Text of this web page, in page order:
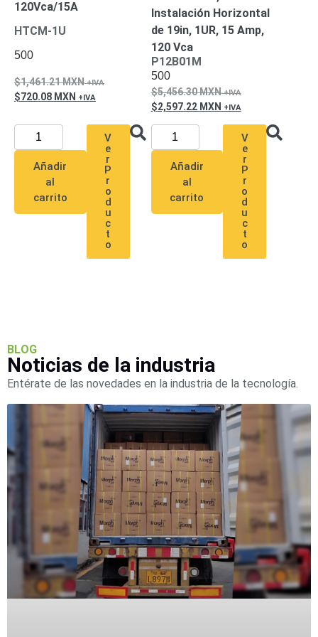
Pantallas
y
Mobiliario
ApoyoPantallas
/
Monitores Videowall
Seguridad
Protección
Contra
Descargas
Coaxial
Corriente
AlternaCorriente
Redes
Duros
Mecánicos
SD /
Micro
Servidores
de
AplicaciónUnidades
de Estado
Sólido
Software
VMS y
Analíticas
120Vca/15A
HTCM-1U
500
1,461.21MXN
720.08 MXN
Añadir
al
carrito
V
e
r
P
r
o
d
u
c
t
o
Instalación Horizontal
de 19in, 1UR, 15 Amp,
120 Vca
P12B01M
500
5,456.30MXN
2,597.22 MXN
Añadir
al
carrito
V
e
r
P
r
o
d
u
c
t
o
BLOG
Noticias de la industria
Entérate de las novedades en la industria de la tecnología.